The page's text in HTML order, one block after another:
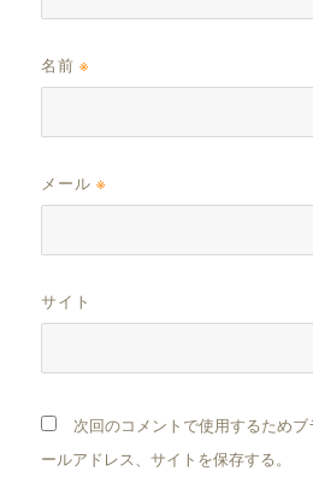
名前※
メール※
サイト
次回のコメントで使用するため
ールアドレス、サイトを保存する。